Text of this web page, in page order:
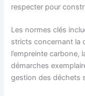
respecter pour
Les normes clés
stricts concernant la
l’empreinte carbone,
démarches
gestion des déchets